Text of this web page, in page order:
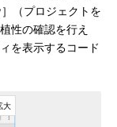
（プロジェクトを
性の確認を行え
を表示するコード